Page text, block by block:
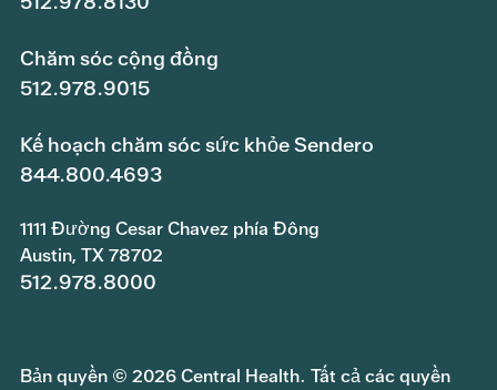
Chăm sóc cộng đồng
512.978.9015
Kế hoạch chăm sóc sức khỏe Sendero
844.800.4693
1111 Đường Cesar Chavez phía Đông
Austin, TX 78702
512.978.8000
Bản quyền © 2026 Central Health. Tất cả các quyền